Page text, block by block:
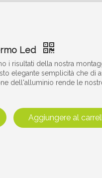
Led
i risultati della nostra
elegante semplicità che di
dell'alluminio rende le
Aggiungere al